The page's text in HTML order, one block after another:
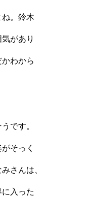
。鈴木
があり
わから
です。
そっく
さんは、
入った